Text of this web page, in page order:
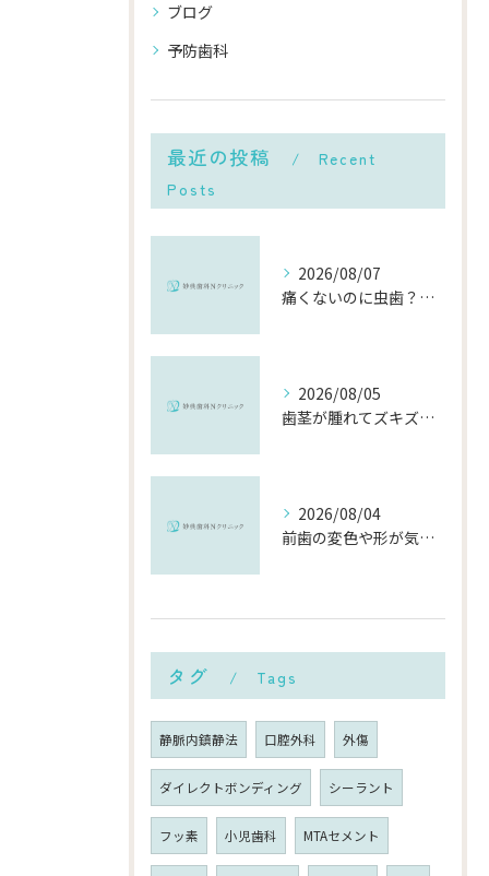
ブログ
予防歯科
最近の投稿
Recent
Posts
2026/08/07
痛くないのに虫歯？「痛みのない虫歯」が進行する理由と発見方法
2026/08/05
歯茎が腫れてズキズキ痛む時の応急処置と、早めに受診すべき理由
2026/08/04
前歯の変色や形が気になる…削らずにきれいに整える「ダイレクトボンディング」とは？
タグ Tags
静脈内鎮静法 口腔外科 外傷
ダイレクトボンディング シーラント
フッ素 小児歯科 MTAセメント